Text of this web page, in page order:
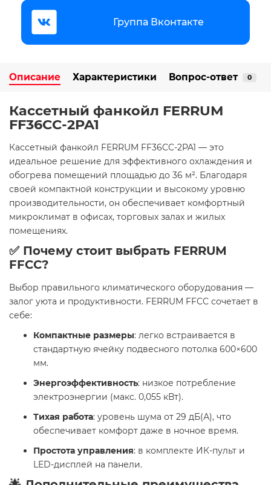
Группа Вконтакте
Описание Характеристики Вопрос-ответ 0
Кассетный фанкойл FERRUM
FF36CC-2PA1
Кассетный фанкойл FERRUM FF36CC-2PA1 — это
идеальное решение для эффективного охлаждения и
обогрева помещений площадью до 36 м². Благодаря
своей компактной конструкции и высокому уровню
производительности, он обеспечивает комфортный
микроклимат в офисах, торговых залах и жилых
помещениях.
✅ Почему стоит выбрать FERRUM
FFCC?
Выбор правильного климатического оборудования —
залог уюта и продуктивности. FERRUM FFCC сочетает в
себе:
Компактные размеры: легко встраивается в
стандартную ячейку подвесного потолка 600×600
мм.
Энергоэффективность: низкое потребление
электроэнергии (макс. 0,055 кВт).
Тихая работа: уровень шума от 29 дБ(А), что
обеспечивает комфорт даже в ночное время.
Простота управления: в комплекте ИК-пульт и
LED-дисплей на панели.